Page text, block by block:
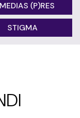
(P)RES
STIGMA